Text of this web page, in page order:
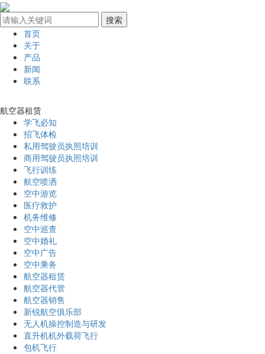
首页
关于
产品
新闻
联系
航空器租赁
学飞必知
招飞体检
私用驾驶员执照培训
商用驾驶员执照培训
飞行训练
航空喷洒
空中游览
医疗救护
机务维修
空中巡查
空中婚礼
空中广告
空中乘务
航空器租赁
航空器代管
航空器销售
新锐航空俱乐部
无人机操控制造与研发
直升机机外载荷飞行
包机飞行